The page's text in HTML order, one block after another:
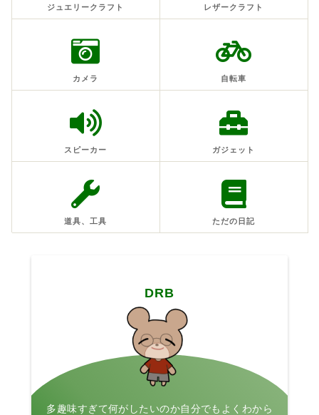
ジュエリークラフト レザークラフト
カメラ 自転車
スピーカー ガジェット
道具、工具 ただの日記
DRB
多趣味すぎて何がしたいのか自分でもよくわから